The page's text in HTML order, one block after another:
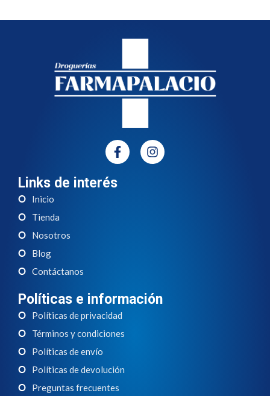
Links de interés
Inicio
Tienda
Nosotros
Blog
Contáctanos
Políticas e información
Políticas de privacidad
Términos y condiciones
Políticas de envío
Políticas de devolución
Preguntas frecuentes